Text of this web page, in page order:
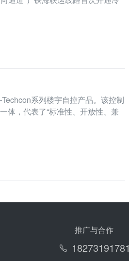
系列楼宇自控产品。该控制
体，代表了“标准性、开放性、兼
推广与合作
18273191781